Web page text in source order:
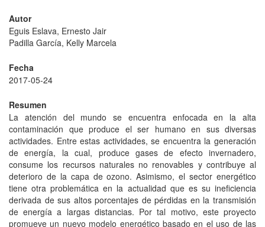
Autor
Eguis Eslava, Ernesto Jair
Padilla García, Kelly Marcela
Fecha
2017-05-24
Resumen
La atención del mundo se encuentra enfocada en la alta
contaminación que produce el ser humano en sus diversas
actividades. Entre estas actividades, se encuentra la generación
de energía, la cual, produce gases de efecto invernadero,
consume los recursos naturales no renovables y contribuye al
deterioro de la capa de ozono. Asimismo, el sector energético
tiene otra problemática en la actualidad que es su ineficiencia
derivada de sus altos porcentajes de pérdidas en la transmisión
de energía a largas distancias. Por tal motivo, este proyecto
promueve un nuevo modelo energético basado en el uso de las